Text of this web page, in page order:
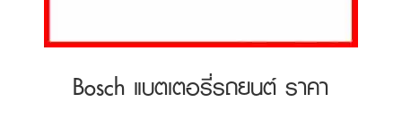
Bosch แบตเตอรี่รถยนต์ ราคา